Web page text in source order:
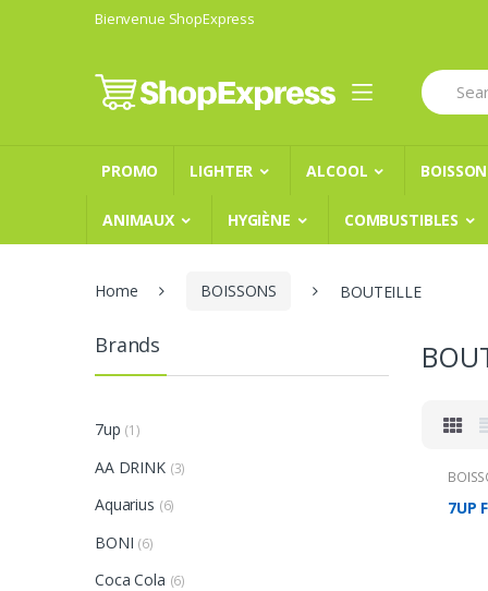
Bienvenue ShopExpress
Search
for:
PROMO LIGHTER ALCOOL
ANIMAUX HYGIÈNE COMBUSTIBLES
Home BOISSONS BOUTEILLE
7UP
Brands
7up (1)
AA DRINK (3)
Aquarius (6)
BONI (6)
Coca Cola (6)